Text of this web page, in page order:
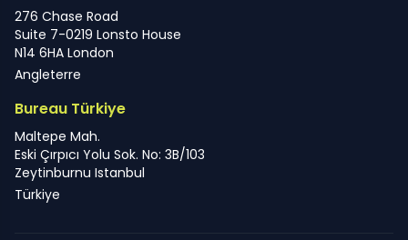
276 Chase Road
Suite 7-0219 Lonsto House
N14 6HA London
Angleterre
Bureau Türkiye
Maltepe Mah.
Eski Çırpıcı Yolu Sok. No: 3B/103
Zeytinburnu Istanbul
Türkiye